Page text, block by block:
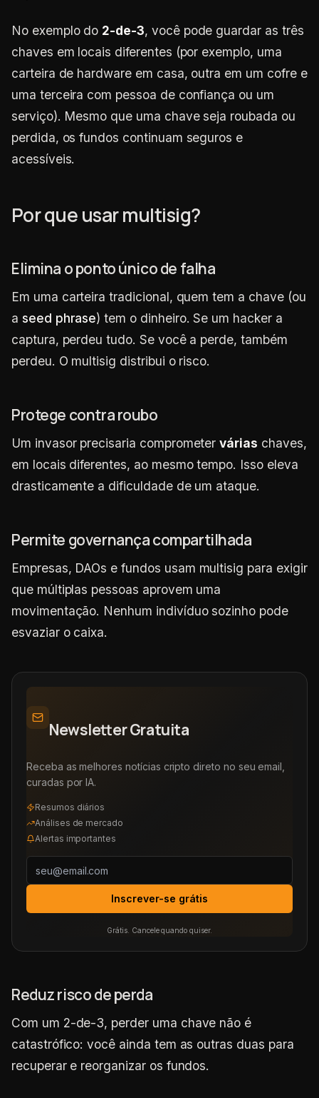
No exemplo do 2-de-3, você pode guardar as três
chaves em locais diferentes (por exemplo, uma
carteira de hardware em casa, outra em um cofre e
uma terceira com pessoa de confiança ou um
serviço). Mesmo que uma chave seja roubada ou
perdida, os fundos continuam seguros e
acessíveis.
Por que usar multisig?
Elimina o ponto único de falha
Em uma carteira tradicional, quem tem a chave (ou
a seed phrase) tem o dinheiro. Se um hacker a
captura, perdeu tudo. Se você a perde, também
perdeu. O multisig distribui o risco.
Protege contra roubo
Um invasor precisaria comprometervárias chaves,
em locais diferentes, ao mesmo tempo. Isso eleva
drasticamente a dificuldade de um ataque.
Permite governança compartilhada
Empresas, DAOs e fundos usam multisig para exigir
que múltiplas pessoas aprovem uma
movimentação. Nenhum indivíduo sozinho pode
esvaziar o caixa.
Newsletter Gratuita
Receba as melhores notícias cripto direto no seu email,
curadas por IA.
Resumos diários
Análises de mercado
Alertas importantes
Inscrever-se grátis
Grátis. Cancele quando quiser.
Reduz risco de perda
Com um 2-de-3, perder uma chave não é
catastrófico: você ainda tem as outras duas para
recuperar e reorganizar os fundos.